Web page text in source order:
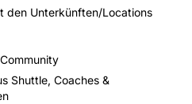
den Unterkünften/Locations
Shuttle, Coaches &